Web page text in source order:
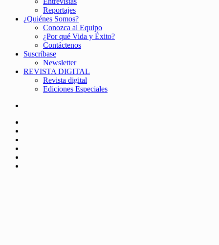
Reportajes
¿Quiénes Somos?
Conozca al Equipo
¿Por qué Vida y Éxito?
Contáctenos
Suscríbase
Newsletter
REVISTA DIGITAL
Revista digital
Ediciones Especiales